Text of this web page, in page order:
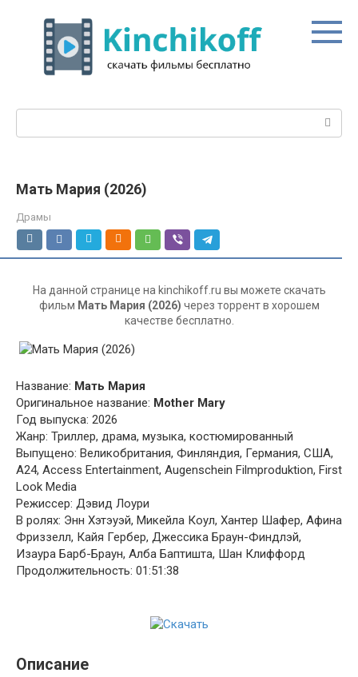
контенту
Мать Мария (2026)
Драмы
На данной странице на kinchikoff.ru вы можете скачать
фильм Мать Мария (2026) через торрент в хорошем
качестве бесплатно.
Название: Мать Мария
Оригинальное название: Mother Mary
Год выпуска: 2026
Жанр: Триллер, драма, музыка, костюмированный
Выпущено: Великобритания, Финляндия, Германия, США,
A24, Access Entertainment, Augenschein Filmproduktion, First
Look Media
Режиссер: Дэвид Лоури
В ролях: Энн Хэтэуэй, Микейла Коул, Хантер Шафер, Афина
Фриззелл, Кайя Гербер, Джессика Браун-Финдлэй,
Изаура Барб-Браун, Алба Баптишта, Шан Клиффорд
Продолжительность: 01:51:38
Описание